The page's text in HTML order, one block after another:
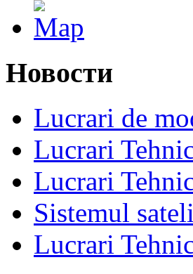
Новости
Lucrari de
Lucrari
Lucrari
Sistemul
Lucrari